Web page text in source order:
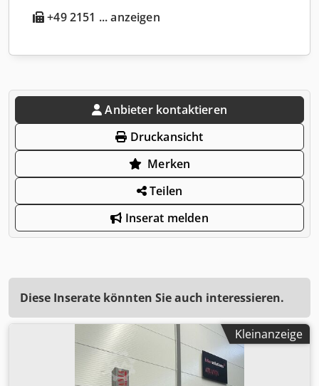
+49 2151 ... anzeigen
Anbieter kontaktieren
Druckansicht
Merken
Teilen
Inserat melden
Diese Inserate könnten Sie auch interessieren.
Kleinanzeige